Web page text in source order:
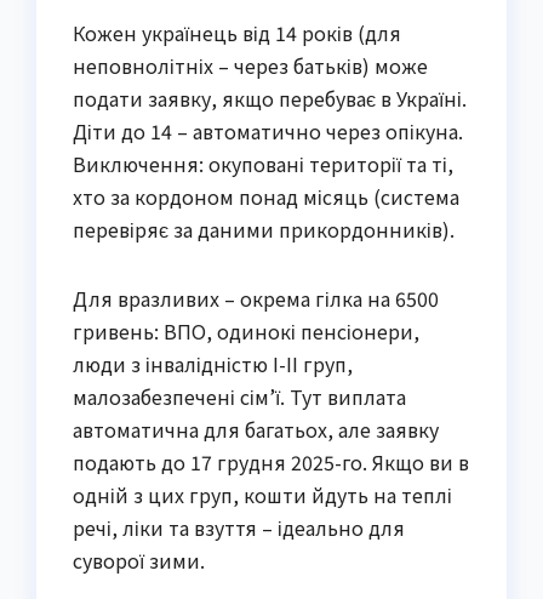
Кожен українець від 14 років (для
неповнолітніх – через батьків) може
подати заявку, якщо перебуває в Україні.
Діти до 14 – автоматично через опікуна.
Виключення: окуповані території та ті,
хто за кордоном понад місяць (система
перевіряє за даними прикордонників).
Для вразливих – окрема гілка на 6500
гривень: ВПО, одинокі пенсіонери,
люди з інвалідністю I-II груп,
малозабезпечені сім’ї. Тут виплата
автоматична для багатьох, але заявку
подають до 17 грудня 2025-го. Якщо ви в
одній з цих груп, кошти йдуть на теплі
речі, ліки та взуття – ідеально для
суворої зими.